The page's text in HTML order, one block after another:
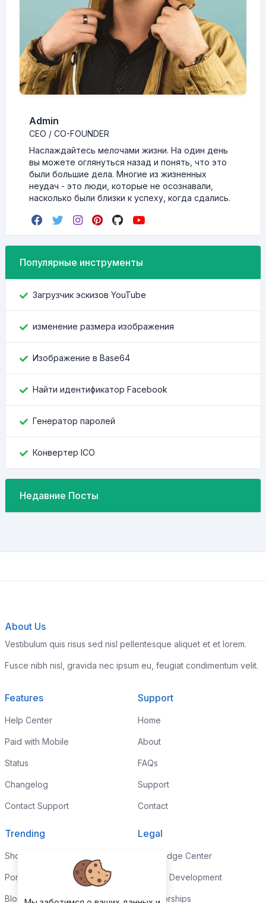
Admin
CEO / CO-FOUNDER
Наслаждайтесь мелочами жизни. На один день
вы можете оглянуться назад и понять, что это
были большие дела. Многие из жизненных
неудач - это люди, которые не осознавали,
насколько были близки к успеху, когда сдались.
Популярные инструменты
Загрузчик эскизов YouTube
изменение размера изображения
Изображение в Base64
Найти идентификатор Facebook
Генератор паролей
Конвертер ICO
Недавние Посты
About Us
Vestibulum quis risus sed nisl pellentesque aliquet et et lorem.
Fusce nibh nisl, gravida nec ipsum eu, feugiat condimentum velit.
Features
Help Center
Paid with Mobile
Status
Changelog
Contact Support
Support
Home
About
FAQs
Support
Contact
Trending
Shop
Portfolio
Blog
Legal
Knowledge Center
Custom Development
Sponsorships